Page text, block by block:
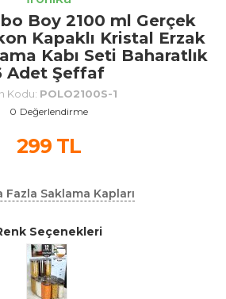
Boy 2100 ml Gerçek
Kapaklı Kristal Erzak
Kabı Seti Baharatlık
Adet Şeffaf
Kodu: POLO2100S-1
0 Değerlendirme
299TL
Fazla Saklama Kapları
Seçenekleri